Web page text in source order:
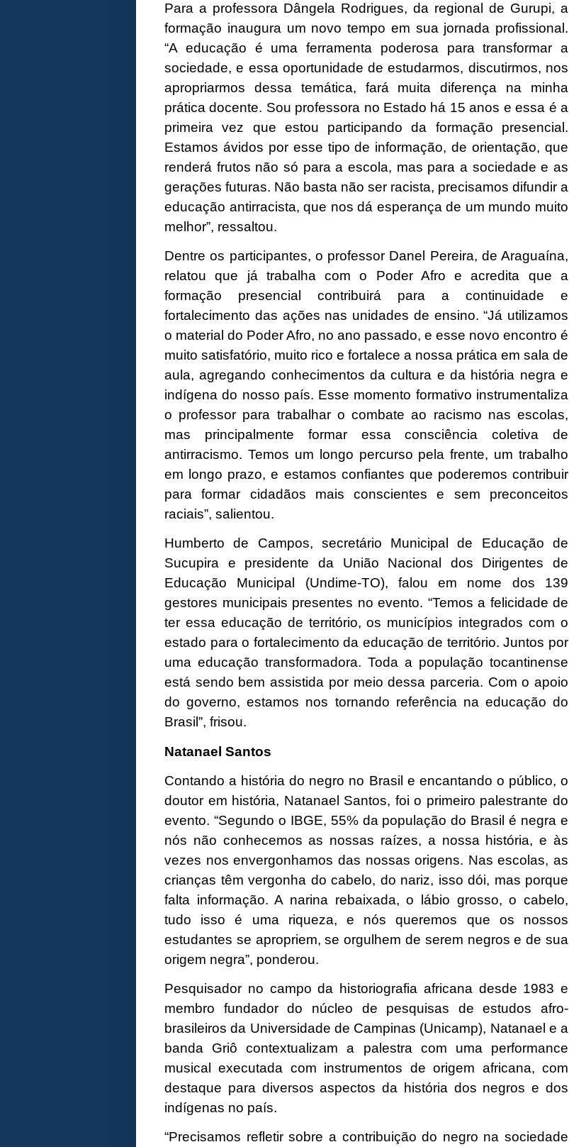
Para a professora Dângela Rodrigues, da regional de Gurupi, a
formação inaugura um novo tempo em sua jornada profissional.
“A educação é uma ferramenta poderosa para transformar a
sociedade, e essa oportunidade de estudarmos, discutirmos, nos
apropriarmos dessa temática, fará muita diferença na minha
prática docente. Sou professora no Estado há 15 anos e essa é a
primeira vez que estou participando da formação presencial.
Estamos ávidos por esse tipo de informação, de orientação, que
renderá frutos não só para a escola, mas para a sociedade e as
gerações futuras. Não basta não ser racista, precisamos difundir a
educação antirracista, que nos dá esperança de um mundo muito
melhor”, ressaltou.
Dentre os participantes, o professor Danel Pereira, de Araguaína,
relatou que já trabalha com o Poder Afro e acredita que a
formação presencial contribuirá para a continuidade e
fortalecimento das ações nas unidades de ensino. “Já utilizamos
o material do Poder Afro, no ano passado, e esse novo encontro é
muito satisfatório, muito rico e fortalece a nossa prática em sala de
aula, agregando conhecimentos da cultura e da história negra e
indígena do nosso país. Esse momento formativo instrumentaliza
o professor para trabalhar o combate ao racismo nas escolas,
mas principalmente formar essa consciência coletiva de
antirracismo. Temos um longo percurso pela frente, um trabalho
em longo prazo, e estamos confiantes que poderemos contribuir
para formar cidadãos mais conscientes e sem preconceitos
raciais”, salientou.
Humberto de Campos, secretário Municipal de Educação de
Sucupira e presidente da União Nacional dos Dirigentes de
Educação Municipal (Undime-TO), falou em nome dos 139
gestores municipais presentes no evento. “Temos a felicidade de
ter essa educação de território, os municípios integrados com o
estado para o fortalecimento da educação de território. Juntos por
uma educação transformadora. Toda a população tocantinense
está sendo bem assistida por meio dessa parceria. Com o apoio
do governo, estamos nos tornando referência na educação do
Brasil”, frisou.
Natanael Santos
Contando a história do negro no Brasil e encantando o público, o
doutor em história, Natanael Santos, foi o primeiro palestrante do
evento. “Segundo o IBGE, 55% da população do Brasil é negra e
nós não conhecemos as nossas raízes, a nossa história, e às
vezes nos envergonhamos das nossas origens. Nas escolas, as
crianças têm vergonha do cabelo, do nariz, isso dói, mas porque
falta informação. A narina rebaixada, o lábio grosso, o cabelo,
tudo isso é uma riqueza, e nós queremos que os nossos
estudantes se apropriem, se orgulhem de serem negros e de sua
origem negra”, ponderou.
Pesquisador no campo da historiografia africana desde 1983 e
membro fundador do núcleo de pesquisas de estudos afro-
brasileiros da Universidade de Campinas (Unicamp), Natanael e a
banda Griô contextualizam a palestra com uma performance
musical executada com instrumentos de origem africana, com
destaque para diversos aspectos da história dos negros e dos
indígenas no país.
“Precisamos refletir sobre a contribuição do negro na sociedade